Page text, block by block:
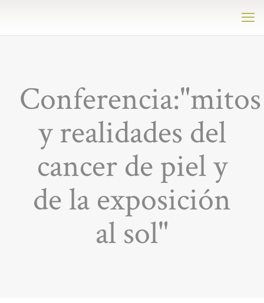
Conferencia:"mitos
y realidades del
cancer de piel y
de la exposición
al sol"